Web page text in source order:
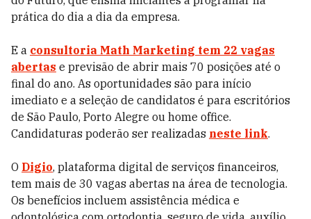
prática do dia a dia da empresa.
E a consultoria Math Marketing tem 22 vagas
abertas e previsão de abrir mais 70 posições até o
final do ano. As oportunidades são para início
imediato e a seleção de candidatos é para escritórios
de São Paulo, Porto Alegre ou home office.
Candidaturas poderão ser realizadas neste link.
O Digio, plataforma digital de serviços financeiros,
tem mais de 30 vagas abertas na área de tecnologia.
Os benefícios incluem assistência médica e